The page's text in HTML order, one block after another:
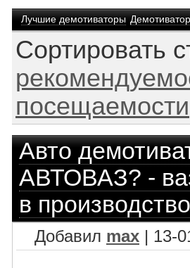
Лучшие демотиваторы
Сортировать
посещаемости
Авто
АВТОВАЗ? -
в
Добавил max | 13-